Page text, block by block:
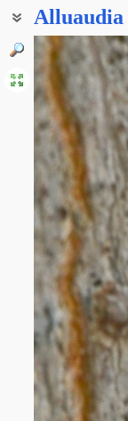
Alluaudia